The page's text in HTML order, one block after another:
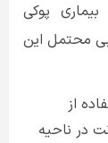
پوکی
محتمل این
از
در ناحیه